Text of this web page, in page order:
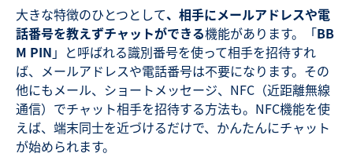
大きな特徴のひとつとして、相手にメールアドレスや電
話番号を教えずチャットができる機能があります。「BB
M PIN 」と呼ばれる識別番号を使って相手を招待すれ
ば、メールアドレスや電話番号は不要になります。その
他にもメール、ショートメッセージ、NFC（近距離無線
通信）でチャット相手を招待する方法も。NFC機能を使
えば、端末同士を近づけるだけで、かんたんにチャット
が始められます。